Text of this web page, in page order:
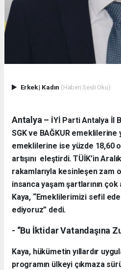
Erkek| Kadın (Haberi Sesli Oku)
Antalya – İYİ Parti Antalya İl
SGK ve BAĞKUR emeklilerine
emeklilerine ise yüzde 18,60
artışını eleştirdi. TÜİK’in
rakamlarıyla kesinleşen zam
insanca yaşam şartlarının çok
Kaya, “Emeklilerimizi sefil
ediyoruz” dedi.
- “Bu İktidar Vatandaşına
Kaya, hükümetin yıllardır
programın ülkeyi çıkmaza